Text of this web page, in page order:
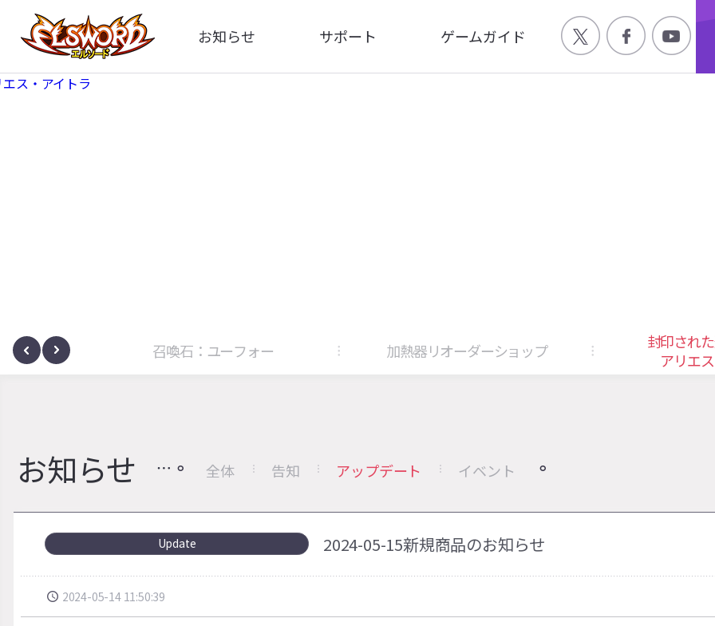
お知らせ
全体
サポート
FAQ
ゲームガイド
ゲーム特徴
サノヴァ 召喚石：ユーフォー 加熱器リオーダーショップ
封印され
アリエ
お知らせ 全体 告知 アップデート イベント
Update 2024-05-15新規商品のお知らせ
2024-05-14 11:50:39